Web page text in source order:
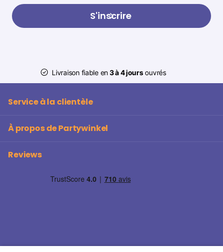
S'inscrire
Livraison fiable en3 à 4 joursouvrés
Service à la clientèle
À propos de Partywinkel
Reviews